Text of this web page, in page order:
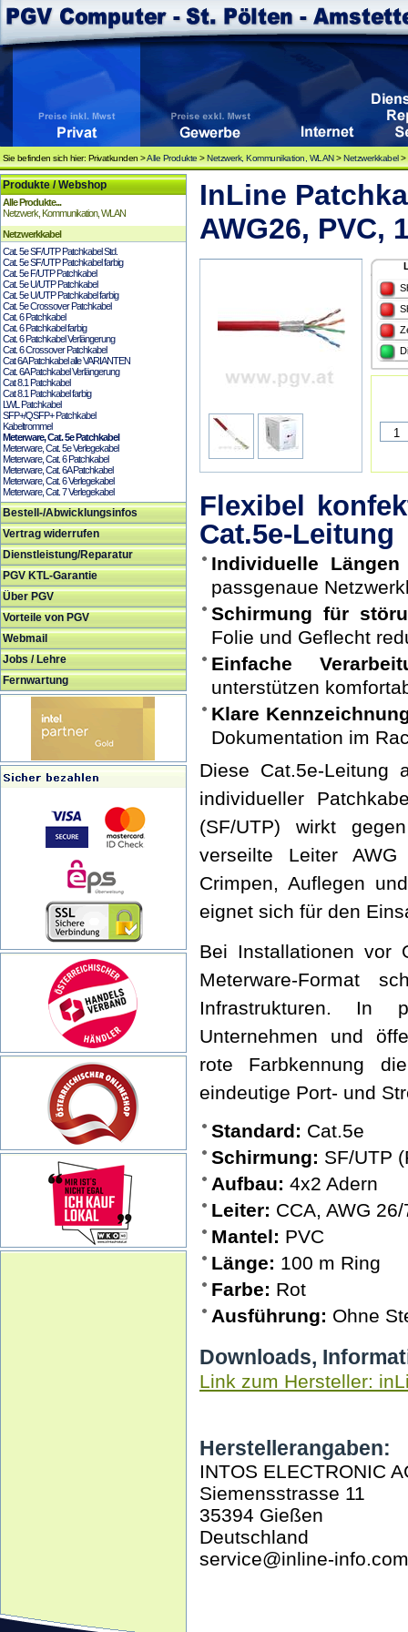
Sie befinden sich hier: Privatkunden >Alle Produkte >Netzwerk, Kommunikation, WLAN>Netzwerkkabel>
Produkte / Webshop
Alle Produkte...
Netzwerk, Kommunikation, WLAN
Netzwerkkabel
Cat. 5e SF/UTP Patchkabel Std.
Cat. 5e SF/UTP Patchkabel farbig
Cat. 5e F/UTP Patchkabel
Cat. 5e U/UTP Patchkabel
Cat. 5e U/UTP Patchkabel farbig
Cat. 5e Crossover Patchkabel
Cat. 6 Patchkabel
Cat. 6 Patchkabel farbig
Cat. 6 Patchkabel Verlängerung
Cat. 6 Crossover Patchkabel
Cat 6A Patchkabel alle VARIANTEN
Cat. 6A Patchkabel Verlängerung
Cat 8.1 Patchkabel
Cat 8.1 Patchkabel farbig
LWL Patchkabel
SFP+/QSFP+ Patchkabel
Kabeltrommel
Meterware, Cat. 5e Patchkabel
Meterware, Cat. 5e Verlegekabel
Meterware, Cat. 6 Patchkabel
Meterware, Cat. 6A Patchkabel
Meterware, Cat. 6 Verlegekabel
Meterware, Cat. 7 Verlegekabel
Bestell-/Abwicklungsinfos
Vertrag widerrufen
Dienstleistung/Reparatur
PGV KTL-Garantie
Über PGV
Vorteile von PGV
Webmail
Jobs / Lehre
Fernwartung
InLine
AWG26, PVC,
Flexibel
Cat.5e-Leitung
Individuelle
passgenaue
Schirmung für
Folie und Geflecht
Einfache
unterstützen
Klare
Dokumentation im
Diese Cat.5e-
individueller
(SF/UTP) wirkt
verseilte Leiter
Crimpen, Auflegen
eignet sich für den
Bei Installationen vor
Meterware-Format
Infrastrukturen. In
Unternehmen und
rote Farbkennung
eindeutige Port- und
Standard: Cat.5e
Schirmung: SF/UTP
Aufbau: 4x2 Adern
Leiter: CCA, AWG 26/
Mantel: PVC
Länge: 100 m Ring
Farbe: Rot
Ausführung: Ohne
Downloads,
Link zum Hersteller:
Herstellerangaben:
INTOS ELECTRONIC
Siemensstrasse 11
35394 Gießen
Deutschland
service@inline-info.com